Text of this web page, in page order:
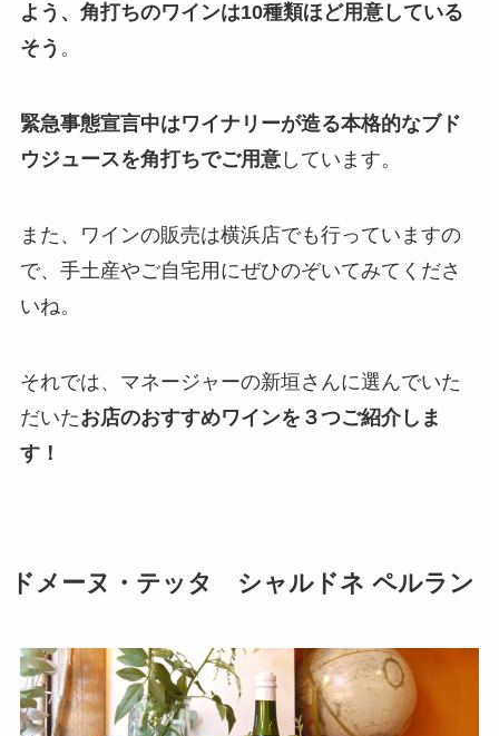
よう、角打ちのワインは10種類ほど用意している
そう 。
緊急事態宣言中はワイナリーが造る本格的なブド
ウジュースを角打ちでご用意しています。
また、ワインの販売は横浜店でも行っていますの
で、手土産やご自宅用にぜひのぞいてみてくださ
いね。
それでは、マネージャーの新垣さんに選んでいた
だいたお店のおすすめワインを３つご紹介しま
す！
ドメーヌ・テッタ シャルドネ ペルラン